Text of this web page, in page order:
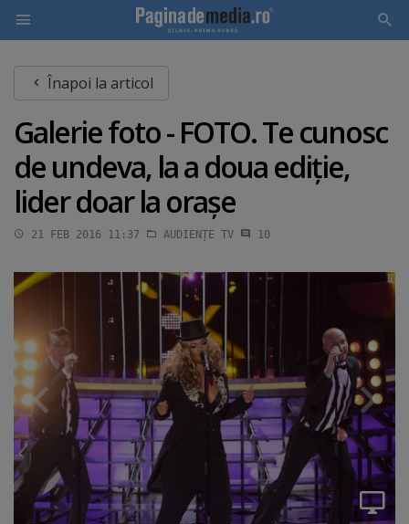
main
content
Înapoi la articol
Galerie foto - FOTO. Te cunosc
de undeva, la a doua ediţie,
lider doar la oraşe
21 FEB 2016 11:37 AUDIENȚE TV 10